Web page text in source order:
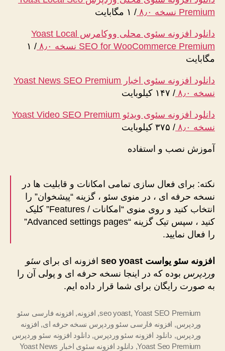
Premium نسخه ۸٫۰
/ ۱ مگابایت
دانلود افزونه سئوی محلی ووکامرس Yoast Local
SEO for WooCommerce Premium نسخه ۸٫۰
/ ۱
مگابایت
دانلود افزونه سئوی اخبار Yoast News SEO Premium
نسخه ۸٫۰
/ ۱۴۷ کیلوبایت
دانلود افزونه سئوی ویدئو Yoast Video SEO Premium
نسخه ۸٫۰
/ ۳۷۵ کیلوبایت
آموزش نصب و استفاده
نکته: برای فعال سازی تمامی امکانات و قابلیت ها در
نسخه حرفه ای ، در منوی سئو ، گزینه “پیشخوان” را
انتخاب کنید و روی منوی “امکانات / Features” کلیک
کنید ، سپس تیک گزینه “Advanced settings pages”
را فعال نمایید.
افزونه سئو یواست seo yoast افزونه ای برایسئو
وردپرس بوده که در اینجا نسخه حرفه ای و پولی آن را
به صورت رایگان برای شما قرار داده ایم.
seo yoast,Yoast SEO Premium
, افزونه, افزونه فارسی سئو
وردپرس, افزونه فارسی سئو وردپرس نسخه حرفه ای, افزونه
وردپرس, دانلود افزونه سئو وردپرس, دانلود افزونه سئو وردپرس
Yoast Seo Premium
,
دانلود افزونه سئوی اخبار Yoast News